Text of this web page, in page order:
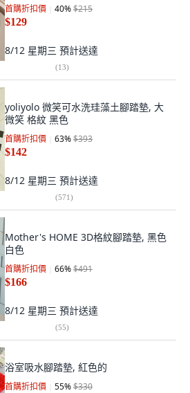
首購折扣價 40%$215
$129
8/12 星期三 預計送達
(13)
yoliyolo 微笑可水洗珪藻土腳踏墊, 大
微笑 格紋 黑色
首購折扣價 63%$393
$142
8/12 星期三 預計送達
(571)
Mother's HOME 3D格紋腳踏墊, 黑色
白色
首購折扣價 66%$491
$166
8/12 星期三 預計送達
(55)
浴室吸水腳踏墊, 紅色的
首購折扣價 55%$330